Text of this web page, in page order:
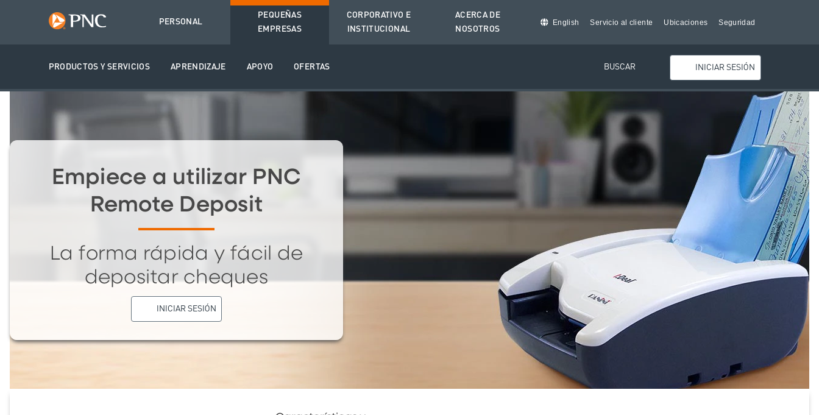
PERSONAL
PEQUEÑAS
EMPRESAS
PRODUCTOS Y SERVICIOS APRENDIZAJE APOYO OFERTAS
CORPORATIVO E
INSTITUCIONAL
ACERCA DE
NOSOTROS
English Servicio al cliente Ubicaciones Seguridad
BUSCAR INICIAR SESIÓN
Empiece a utilizar PNC
Remote Deposit
La forma rápida y fácil de
depositar cheques
INICIAR SESIÓN